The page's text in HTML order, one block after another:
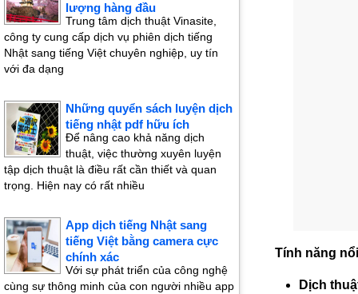
Tính năng
Dịch
lượng hàng đầu
Trung tâm dịch thuật Vinasite,
công ty cung cấp dịch vụ phiên dịch tiếng
Nhật sang tiếng Việt chuyên nghiệp, uy tín
với đa dạng
Những quyển sách luyện dịch
tiếng nhật pdf hữu ích
Để nâng cao khả năng dịch
thuật, việc thường xuyên luyện
tập dịch thuật là điều rất cần thiết và quan
trọng. Hiện nay có rất nhiều
App dịch tiếng Nhật sang
tiếng Việt bằng camera cực
chính xác
Với sự phát triển của công nghệ
cùng sự thông minh của con người nhiều app